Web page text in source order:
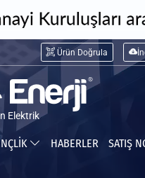
Ürün Doğrula
Elektrik
HABERLER SATIŞ